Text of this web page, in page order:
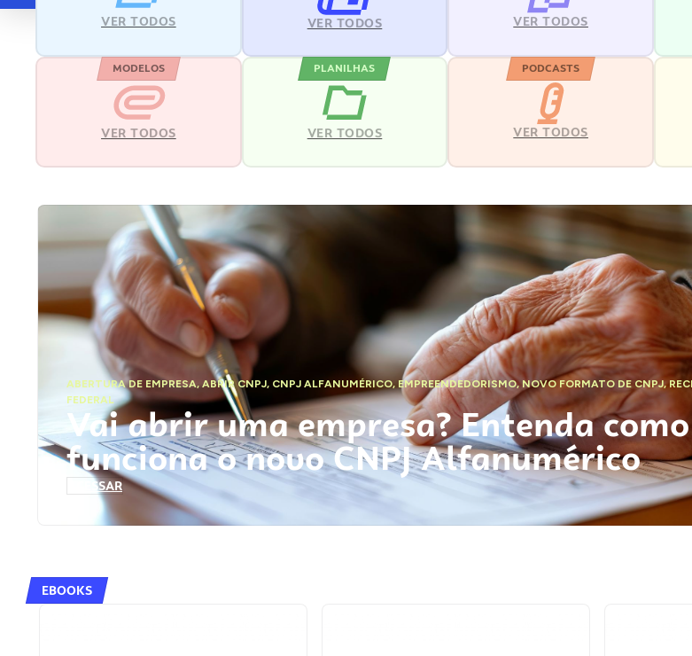
VER TODOS VER TODOS VER TODOS
MODELOS
VER TODOS
PLANILHAS
VER TODOS
PODCASTS
VER TODOS
ABERTURA DE EMPRESA,ABRIR CNPJ, CNPJ ALFANUMÉRICO, EMPREENDEDORISMO,NOVO FORMATO DE CNPJ,
FEDERAL
Vai abrir uma empresa? Entenda como
funciona o novo CNPJ Alfanumérico
ACESSAR
EBOOKS